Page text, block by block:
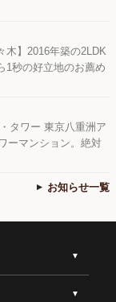
木】2016年築の2LDK
1秒の好立地のお薦め
タワー 東京八重洲ア
ーマンション。絶対
お知らせ一覧